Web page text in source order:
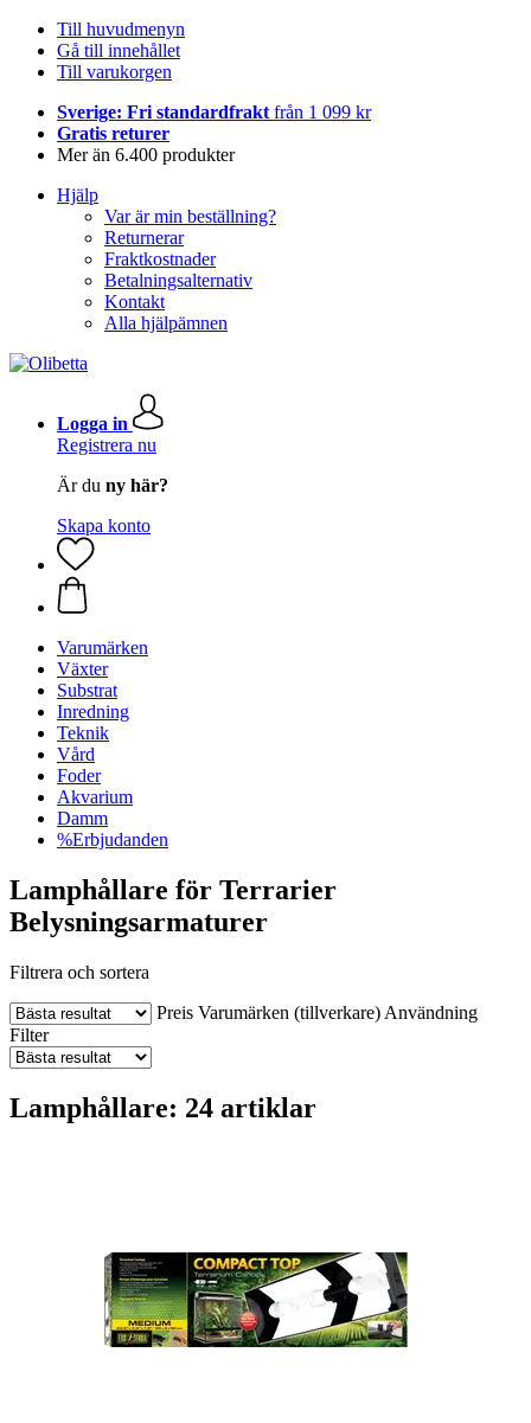
Till huvudmenyn
Gå till innehållet
Till varukorgen
Sverige: Fri standardfrakt från 1 099 kr
Gratis returer
Mer än 6.400 produkter
Hjälp
Var är min beställning?
Returnerar
Fraktkostnader
Betalningsalternativ
Kontakt
Alla hjälpämnen
Logga in
Registrera nu
Är du ny här?
Skapa konto
Varumärken
Växter
Substrat
Inredning
Teknik
Vård
Foder
Akvarium
Damm
%Erbjudanden
Lamphållare för Terrarier
Belysningsarmaturer
Filtrera och sortera
Preis Varumärken (tillverkare) Användning
Filter
Lamphållare: 24 artiklar